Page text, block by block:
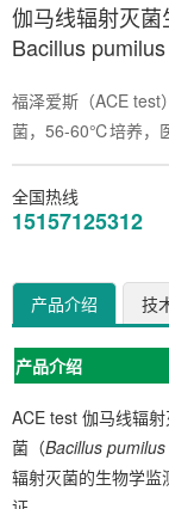
伽马线辐射灭
Bacillus pumilus
福泽爱斯（ACE test
菌，56-60℃培养，
全国热线
15157125312
产品介绍 技
产品介绍
ACE test 伽马线辐
菌（Bacillus pumilus
辐射灭菌的生物学